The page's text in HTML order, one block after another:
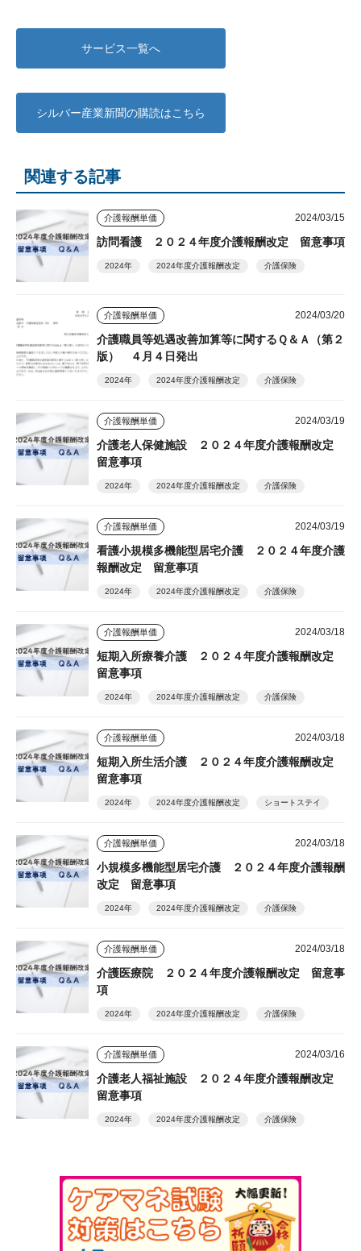
サービス一覧へ
シルバー産業新聞の購読はこちら
関連する記事
介護報酬単価 2024/03/15
訪問看護 ２０２４年度介護報酬改定 留意事項
2024年 2024年度介護報酬改定 介護保険
介護報酬単価 2024/03/20
介護職員等処遇改善加算等に関するＱ＆Ａ（第２
版） ４月４日発出
2024年 2024年度介護報酬改定 介護保険
介護報酬単価 2024/03/19
介護老人保健施設 ２０２４年度介護報酬改定
留意事項
2024年 2024年度介護報酬改定 介護保険
介護報酬単価 2024/03/19
看護小規模多機能型居宅介護 ２０２４年度介護
報酬改定 留意事項
2024年 2024年度介護報酬改定 介護保険
介護報酬単価 2024/03/18
短期入所療養介護 ２０２４年度介護報酬改定
留意事項
2024年 2024年度介護報酬改定 介護保険
介護報酬単価 2024/03/18
短期入所生活介護 ２０２４年度介護報酬改定
留意事項
2024年 2024年度介護報酬改定 ショートステイ
介護報酬単価 2024/03/18
小規模多機能型居宅介護 ２０２４年度介護報酬
改定 留意事項
2024年 2024年度介護報酬改定 介護保険
介護報酬単価 2024/03/18
介護医療院 ２０２４年度介護報酬改定 留意事
項
2024年 2024年度介護報酬改定 介護保険
介護報酬単価 2024/03/16
介護老人福祉施設 ２０２４年度介護報酬改定
留意事項
2024年 2024年度介護報酬改定 介護保険